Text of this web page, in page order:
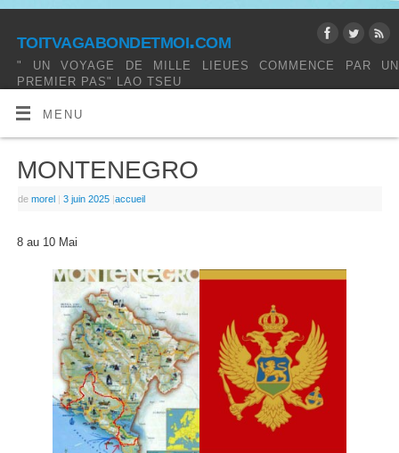
toitvagabondetmoi.com
" UN VOYAGE DE MILLE LIEUES COMMENCE PAR UN
PREMIER PAS" LAO TSEU
MENU
MONTENEGRO
de morel | 3 juin 2025 |accueil
8 au 10 Mai